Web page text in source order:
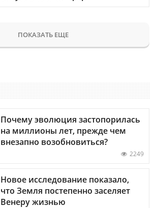
ПОКАЗАТЬ ЕЩЕ
Почему эволюция застопорилась
на миллионы лет, прежде чем
внезапно возобновиться?
2249
Новое исследование показало,
что Земля постепенно заселяет
Венеру жизнью